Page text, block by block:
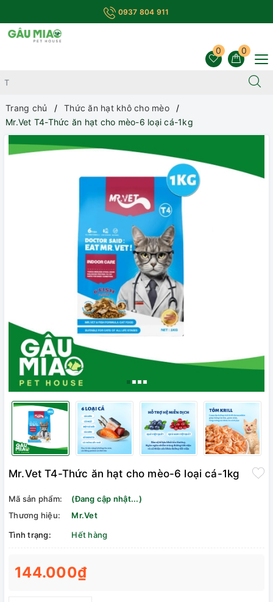
0937 804 911
0
0
Trang chủ
Thức ăn hạt khô cho mèo
Mr.Vet T4-Thức ăn hạt cho mèo-6 loại cá-1kg
Mr.Vet T4-Thức ăn hạt cho mèo-6 loại cá-1kg
Mã sản phẩm:
(Đang cập nhật...)
Thương hiệu:
Mr.Vet
Tình trạng:
Hết hàng
144.000₫